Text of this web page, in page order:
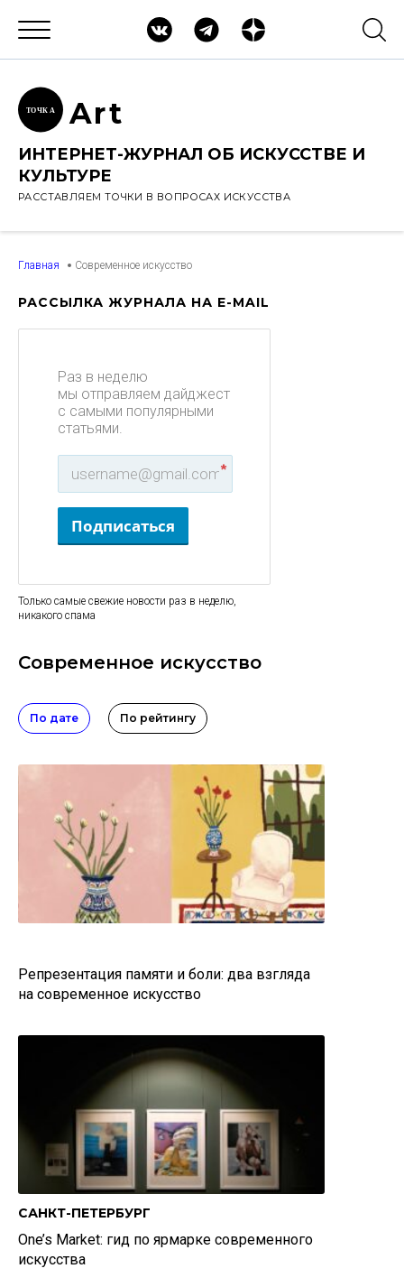
ТОЧК А Art
ИНТЕРНЕТ-ЖУРНАЛ ОБ ИСКУССТВЕ И
КУЛЬТУРЕ
РАССТАВЛЯЕМ ТОЧКИ В ВОПРОСАХ ИСКУССТВА
Главная Современное искусство
РАССЫЛКА ЖУРНАЛА НА E-MAIL
Раз в неделю
мы отправляем дайджест
с самыми популярными
статьями.
*
Подписаться
Только самые свежие новости раз в неделю,
никакого спама
Современное искусство
По дате По рейтингу
Репрезентация памяти и боли: два взгляда
на современное искусство
САНКТ-ПЕТЕРБУРГ
One’s Market: гид по ярмарке современного
искусства